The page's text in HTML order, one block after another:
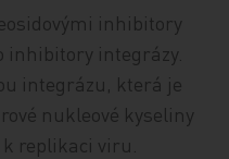
inhibitory
inhibitory integrázy.
integrázu, která je
nukleové kyseliny
replikaci viru.